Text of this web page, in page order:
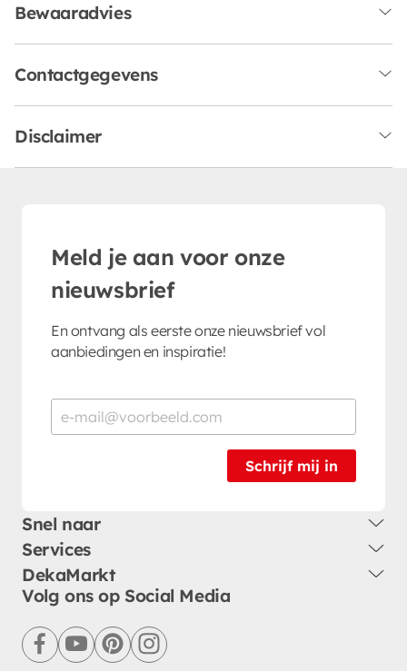
Bewaaradvies
Contactgegevens
Disclaimer
Meld je aan voor onze
nieuwsbrief
En ontvang als eerste onze nieuwsbrief vol
aanbiedingen en inspiratie!
Schrijf mij in
Snel naar
Services
DekaMarkt
Volg ons op Social Media
facebookyoutubepinterestinstagram